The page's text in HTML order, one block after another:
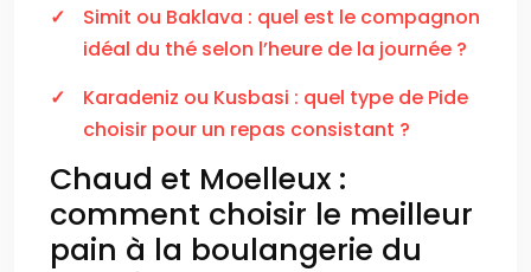
Simit ou Baklava : quel est le compagnon
idéal du thé selon l’heure de la journée ?
Karadeniz ou Kusbasi : quel type de Pide
choisir pour un repas consistant ?
Chaud et Moelleux :
comment choisir le meilleur
pain à la boulangerie du